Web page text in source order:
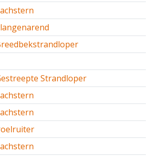
Strandloper